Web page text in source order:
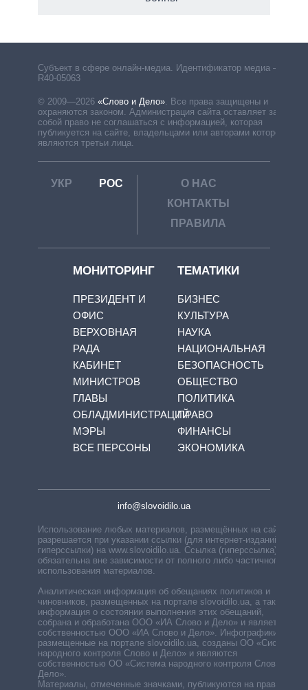
Субъект в сфере онлайн-медиа. Идентификатор медиа –
R40-05063
© 2009—2026 «Слово и Дело» Все права защищены и
охраняются законом. Администрация сайта оставляет за
собой право не соглашаться с информацией, которая
публикуется на сайте, владельцами или авторами которой
являются третьи лица.
УКР РОС
О НАС
КОНТАКТЫ
ПРАВИЛА
МОНИТОРИНГ
ПРЕЗИДЕНТ И
ОФИС
ВЕРХОВНАЯ
РАДА
КАБИНЕТ
МИНИСТРОВ
ГЛАВЫ
ОБЛАДМИНИСТРАЦИЙ
МЭРЫ
ВСЕ ПЕРСОНЫ
ТЕМАТИКИ
БИЗНЕС
КУЛЬТУРА
НАУКА
НАЦИОНАЛЬНАЯ
БЕЗОПАСНОСТЬ
ОБЩЕСТВО
ПОЛИТИКА
ПРАВО
ФИНАНСЫ
ЭКОНОМИКА
info@slovoidilo.ua
Использование любых материалов, размещённых на сайте,
разрешается при указании ссылки (для интернет-изданий —
гиперссылки) на www.slovoidilo.ua. Ссылка (гиперссылка)
обязательна вне зависимости от полного либо частичного
использования материалов.
Аналитическая информация об обещаниях политиков и
чиновников, размещенных на портале slovoidilo.ua, а также
информация о состоянии выполнения этих обещаний,
собрана и обработана ООО «ИА Слово и Дело» и является
собственностью ООО «ИА Слово и Дело». Инфографики,
размещенные на портале slovoidilo.ua, созданы ОО «Система
народного контроля Слово и Дело» и являются
собственностью ОО «Система народного контроля Слово и
Дело».
Материалы, отмеченные значками, публикуются на правах